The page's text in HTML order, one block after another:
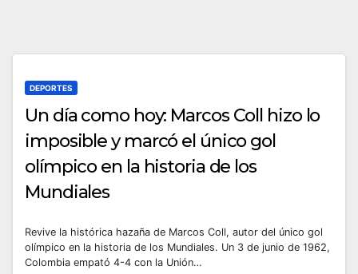
DEPORTES
Un día como hoy: Marcos Coll hizo lo
imposible y marcó el único gol
olímpico en la historia de los
Mundiales
Revive la histórica hazaña de Marcos Coll, autor del único gol
olímpico en la historia de los Mundiales. Un 3 de junio de 1962,
Colombia empató 4-4 con la Unión…